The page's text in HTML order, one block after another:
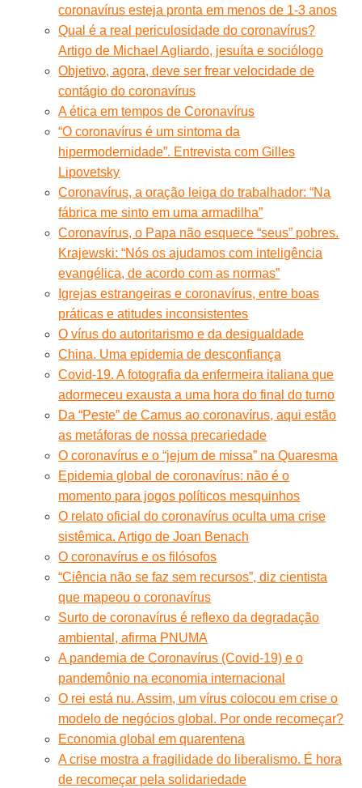
coronavírus esteja pronta em menos de 1-3 anos
Qual é a real periculosidade do coronavírus?
Artigo de Michael Agliardo, jesuíta e sociólogo
Objetivo, agora, deve ser frear velocidade de
contágio do coronavírus
A ética em tempos de Coronavírus
“O coronavírus é um sintoma da
hipermodernidade”. Entrevista com Gilles
Lipovetsky
Coronavírus, a oração leiga do trabalhador: “Na
fábrica me sinto em uma armadilha”
Coronavírus, o Papa não esquece “seus” pobres.
Krajewski: “Nós os ajudamos com inteligência
evangélica, de acordo com as normas”
Igrejas estrangeiras e coronavírus, entre boas
práticas e atitudes inconsistentes
O vírus do autoritarismo e da desigualdade
China. Uma epidemia de desconfiança
Covid-19. A fotografia da enfermeira italiana que
adormeceu exausta a uma hora do final do turno
Da “Peste” de Camus ao coronavírus, aqui estão
as metáforas de nossa precariedade
O coronavírus e o “jejum de missa” na Quaresma
Epidemia global de coronavírus: não é o
momento para jogos políticos mesquinhos
O relato oficial do coronavírus oculta uma crise
sistêmica. Artigo de Joan Benach
O coronavírus e os filósofos
“Ciência não se faz sem recursos”, diz cientista
que mapeou o coronavírus
Surto de coronavírus é reflexo da degradação
ambiental, afirma PNUMA
A pandemia de Coronavírus (Covid-19) e o
pandemônio na economia internacional
O rei está nu. Assim, um vírus colocou em crise o
modelo de negócios global. Por onde recomeçar?
Economia global em quarentena
A crise mostra a fragilidade do liberalismo. É hora
de recomeçar pela solidariedade